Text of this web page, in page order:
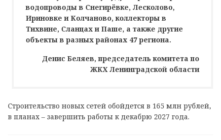
водопроводы в Снегирёвке, Лесколово,
Ириновке и Колчаново, коллекторы в
Тихвине, Сланцах и Паше, а также другие
объекты в разных районах 47 региона.
Денис Беляев, председатель комитета по
ЖКХ Ленинградской области
Строительство новых сетей обойдется в 165 млн рублей,
в планах – завершить работы к декабрю 2027 года.